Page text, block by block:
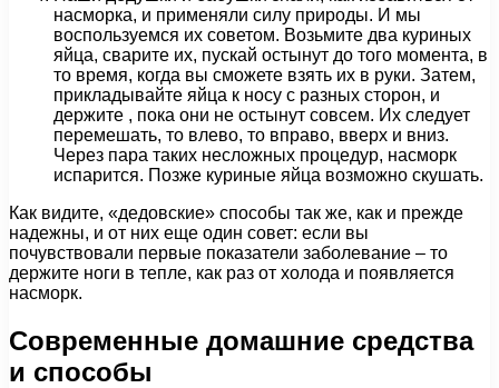
насморка, и применяли силу природы. И мы
воспользуемся их советом. Возьмите два куриных
яйца, сварите их, пускай остынут до того момента, в
то время, когда вы сможете взять их в руки. Затем,
прикладывайте яйца к носу с разных сторон, и
держите , пока они не остынут совсем. Их следует
перемешать, то влево, то вправо, вверх и вниз.
Через пара таких несложных процедур, насморк
испарится. Позже куриные яйца возможно скушать.
Как видите, «дедовские» способы так же, как и прежде
надежны, и от них еще один совет: если вы
почувствовали первые показатели заболевание – то
держите ноги в тепле, как раз от холода и появляется
насморк.
Современные домашние средства
и способы